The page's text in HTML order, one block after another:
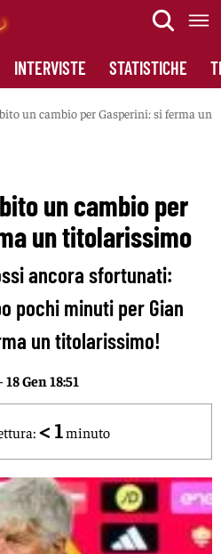
INTERVISTE STATISTICHE
un cambio per Gasperini: si ferma un
un cambio per
un titolarissimo
ancora sfortunati:
pochi minuti per Gian
un titolarissimo!
-18 Gen 18:51
< 1 minuto